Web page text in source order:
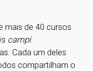
mais de 40 cursos
campi:
Cada um deles
compartilham o